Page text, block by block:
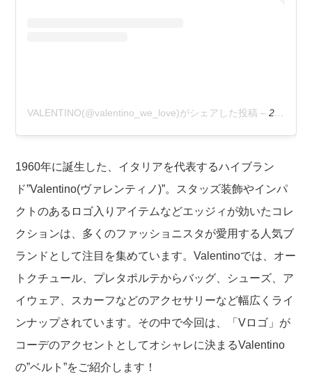
VALENTINO(@valentino_we_love)がシェアした投稿 –2019年10月月10日午後1時45分PDT
1960年に誕生した、イタリアを代表するハイブラン
ド”Valentino(ヴァレンティノ)”。スタッズ装飾やインパ
クトのあるロゴ入りアイテムなどエッジィが効いたコレ
クションは、多くのファッショニスタが愛用する人気ブ
ランドとして注目を集めています。Valentinoでは、オー
トクチュール、プレタポルテからバッグ、シューズ、ア
イウェア、スカーフなどのアクセサリーなど幅広くライ
ンナップされています。その中で今回は、「Vロゴ」が
コーデのアクセントとしてオシャレに決まるValentino
の”ベルト”をご紹介します！